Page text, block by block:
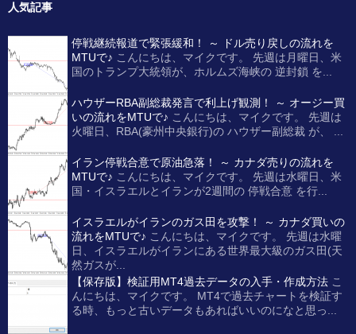
人気記事
停戦継続報道で緊張緩和！ ～ ドル売り戻しの流れを
MTUで♪ こんにちは、マイクです。 先週は月曜日、米
国のトランプ大統領が、ホルムズ海峡の 逆封鎖 を...
ハウザーRBA副総裁発言で利上げ観測！ ～ オージー買
いの流れをMTUで♪ こんにちは、マイクです。 先週は
火曜日、RBA(豪州中央銀行)の ハウザー副総裁 が、 ...
イラン停戦合意で原油急落！ ～ カナダ売りの流れを
MTUで♪ こんにちは、マイクです。 先週は水曜日、米
国・イスラエルとイランが2週間の 停戦合意 を行...
イスラエルがイランのガス田を攻撃！ ～ カナダ買いの
流れをMTUで♪ こんにちは、マイクです。 先週は水曜
日、イスラエルがイランにある世界最大級のガス田(天
然ガスが...
【保存版】検証用MT4過去データの入手・作成方法 こ
んにちは、マイクです。 MT4で過去チャートを検証す
る時、もっと古いデータもあればいいのになと思っ...